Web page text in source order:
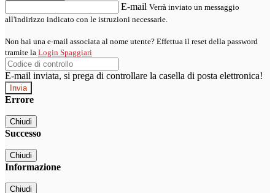
E-mail Verrà inviato un messaggio
all'indirizzo indicato con le istruzioni necessarie.
Non hai una e-mail associata al nome utente? Effettua il reset della password
tramite la Login Spaggiari
E-mail inviata, si prega di controllare la casella di posta elettronica!
Errore
Chiudi
Successo
Chiudi
Informazione
Chiudi